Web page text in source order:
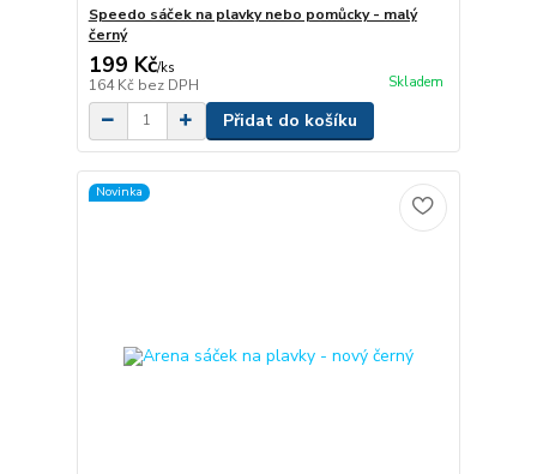
Speedo sáček na plavky nebo pomůcky - malý
černý
199 Kč/ks
164 Kč bez DPH Skladem
Přidat do košíku
Novinka